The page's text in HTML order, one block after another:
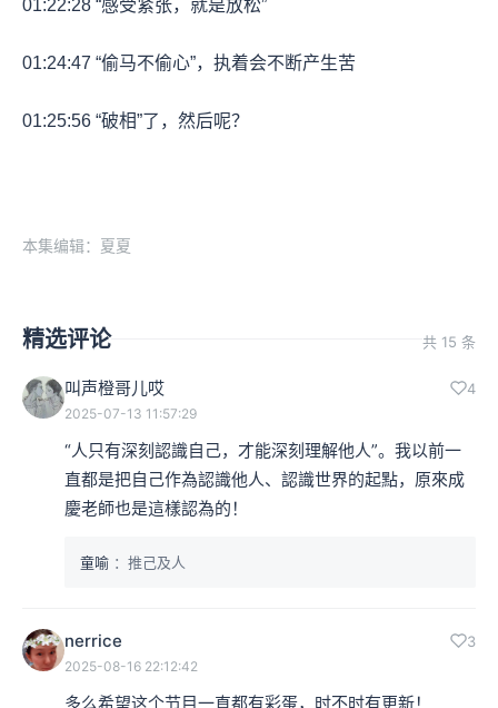
01:22:28 “感受紧张，就是放松”
01:24:47 “偷马不偷心”，执着会不断产生苦
01:25:56 “破相”了，然后呢？
本集编辑：夏夏
精选评论 共 15 条
叫声橙哥儿哎 4
2025-07-13 11:57:29
“人只有深刻認識自己，才能深刻理解他人”。我以前一
直都是把自己作為認識他人、認識世界的起點，原來成
慶老師也是這樣認為的！
童喻 ：推己及人
nerrice 3
2025-08-16 22:12:42
多么希望这个节目一直都有彩蛋，时不时有更新！